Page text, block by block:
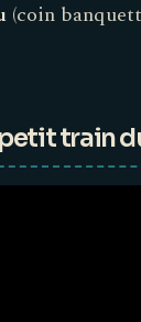
(coin
train